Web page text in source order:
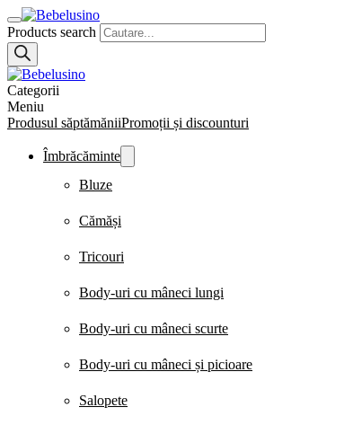
Products search
Categorii
Meniu
Produsul săptămăniiPromoții și discounturi
Îmbrăcăminte
Bluze
Cămăși
Tricouri
Body-uri cu mâneci lungi
Body-uri cu mâneci scurte
Body-uri cu mâneci și picioare
Salopete